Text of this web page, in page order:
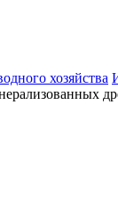
хозяйства